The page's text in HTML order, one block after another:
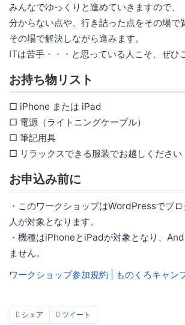
みんなでゆっくりと進めていきますので、
分からない点や、行き詰った点をその場で
その場で解決しながら進みます。
ITは苦手・・・と思っている人こそ、ぜひ
お持ち物リスト
□ iPhone または iPad
□ 電源（ライトニングケーブル）
□ 筆記用具
□ リラックスできる服装でお越しください
お申込み前に
・このワークショップはWordPressでブ
人が対象となります。
・機種はiPhoneとiPadが対象となり、
ません。
ワークショップ参加規約 | ものくろキャン
シェア ツイート